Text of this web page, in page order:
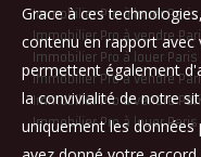
Immobilier Pro à louer Paris
Immobilier Pro à vendre
Immobilier Pro à louer Paris
Immobilier Pro à vendre
Immobilier Pro à vendre
Immobilier Pro à louer Paris
Grace à ces
contenu en rapport avec
permettent également
la convivialité de notre
uniquement les données